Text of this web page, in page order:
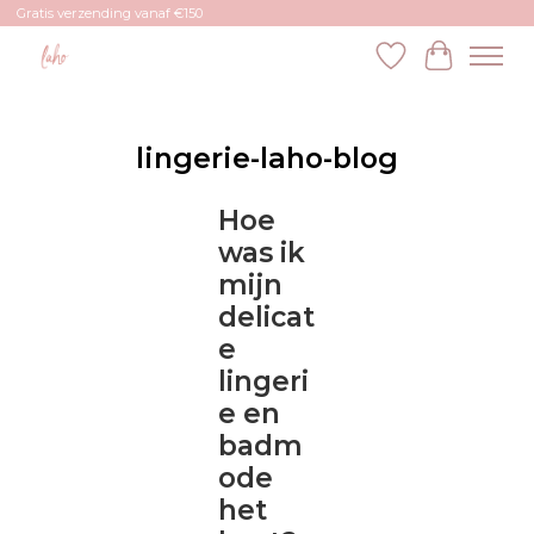
Gratis verzending vanaf €150
Verlanglijst
lingerie-laho-blog
Hoe
was ik
mijn
delicat
e
lingeri
e en
badm
ode
het